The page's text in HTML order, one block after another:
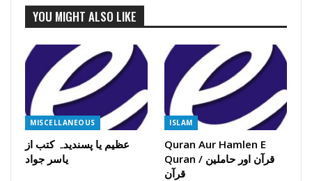
YOU MIGHT ALSO LIKE
MISCELLANEOUS
عظیم یا پسندیدہ کتب از
یاسر جواد
ISLAM
Quran Aur Hamlen E
Quran / قرآن اور حاملین
قرآن